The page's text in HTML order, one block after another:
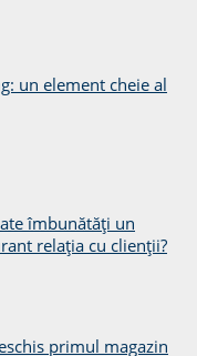
un element cheie al
îmbunătăți un
relația cu clienții?
primul magazin